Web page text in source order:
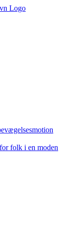
folk i en moden